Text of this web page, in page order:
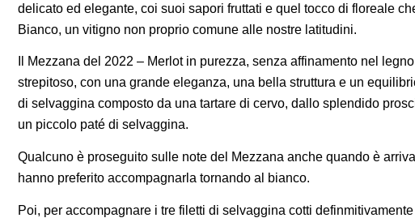
delicato ed elegante, coi suoi sapori fruttati e quel tocco di floreale
Bianco, un vitigno non proprio comune alle nostre latitudini.
Il Mezzana del 2022 – Merlot in purezza, senza affinamento nel
strepitoso, con una grande eleganza, una bella struttura e un
di selvaggina composto da una tartare di cervo, dallo splendido
un piccolo paté di selvaggina.
Qualcuno è proseguito sulle note del Mezzana anche quando è
hanno preferito accompagnarla tornando al bianco.
Poi, per accompagnare i tre filetti di selvaggina cotti